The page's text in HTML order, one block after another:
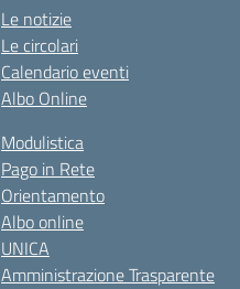
Le notizie
Le circolari
Calendario eventi
Albo Online
Modulistica
Pago in Rete
Orientamento
Albo online
UNICA
Amministrazione Trasparente